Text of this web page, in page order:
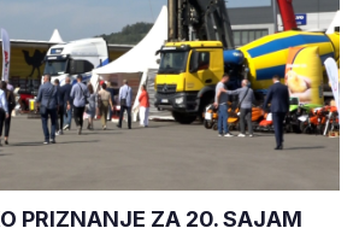
PRIZNANJE ZA 20. SAJAM